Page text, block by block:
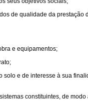
de qualidade da prestação
e equipamentos;
e de interesse à sua
constituintes, de